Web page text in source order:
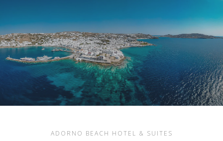
ADORNO BEACH HOTEL & SUITES